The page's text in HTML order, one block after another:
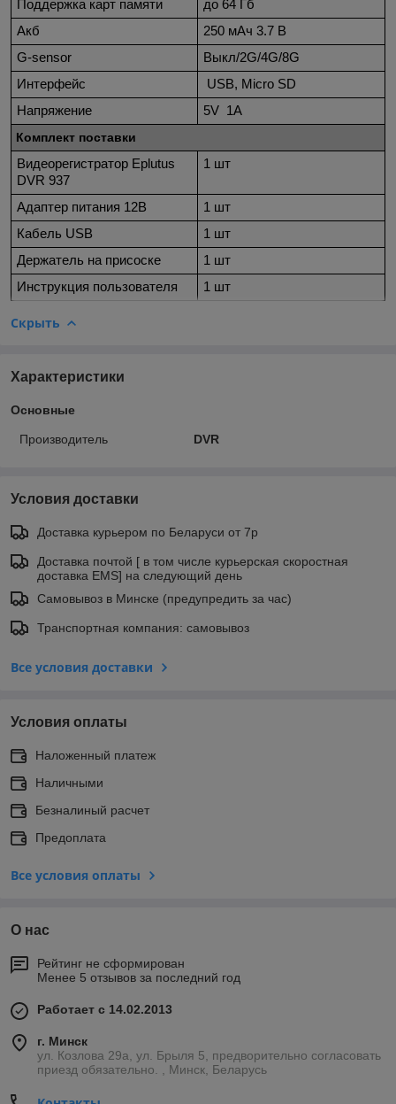
Поддержка карт памяти
до 64 Гб
Акб
250 мАч 3.7 В
G-sensor
Выкл/2G/4G/8G
Интерфейс
USB, Micro SD
Напряжение
5V 1А
Комплект поставки
Видеорегистратор Eplutus
DVR 937
1 шт
Адаптер питания 12В
1 шт
Кабель USB
1 шт
Держатель на присоске
1 шт
Инструкция пользователя
1 шт
Скрыть
Характеристики
Основные
Производитель DVR
Условия доставки
Доставка курьером по Беларуси от 7р
Доставка почтой [ в том числе курьерская скоростная
доставка EMS] на следующий день
Самовывоз в Минске (предупредить за час)
Транспортная компания: самовывоз
Все условия доставки
Условия оплаты
Наложенный платеж
Наличными
Безналиный расчет
Предоплата
Все условия оплаты
О нас
Рейтинг не сформирован
Менее 5 отзывов за последний год
Работает с 14.02.2013
г. Минск
ул. Козлова 29а, ул. Брыля 5, предворительно согласовать
приезд обязательно. , Минск, Беларусь